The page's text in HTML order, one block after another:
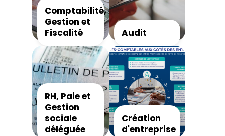
Expertise Retraites
Comptabilité,
Gestion et
Fiscalité
Audit
RH, Paie et
Gestion
sociale
déléguée
Création
d'entreprise